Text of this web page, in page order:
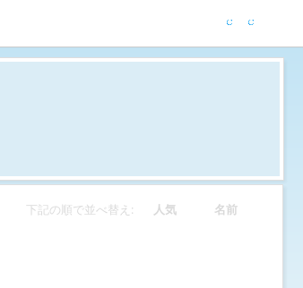
下記の順で並べ替え: 人気 名前